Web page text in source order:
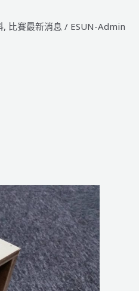
, 比賽最新消息 / ESUN-Admin